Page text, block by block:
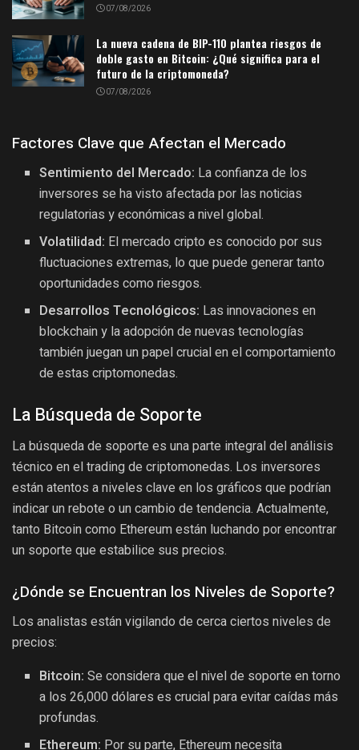
07/08/2026
La nueva cadena de BIP-110 plantea riesgos de
doble gasto en Bitcoin: ¿Qué significa para el
futuro de la criptomoneda?
07/08/2026
Factores Clave que Afectan el Mercado
Sentimiento del Mercado: La confianza de los
inversores se ha visto afectada por las noticias
regulatorias y económicas a nivel global.
Volatilidad: El mercado cripto es conocido por sus
fluctuaciones extremas, lo que puede generar tanto
oportunidades como riesgos.
Desarrollos Tecnológicos: Las innovaciones en
blockchain y la adopción de nuevas tecnologías
también juegan un papel crucial en el comportamiento
de estas criptomonedas.
La Búsqueda de Soporte
La búsqueda de soporte es una parte integral del análisis
técnico en el trading de criptomonedas. Los inversores
están atentos a niveles clave en los gráficos que podrían
indicar un rebote o un cambio de tendencia. Actualmente,
tanto Bitcoin como Ethereum están luchando por encontrar
un soporte que estabilice sus precios.
¿Dónde se Encuentran los Niveles de Soporte?
Los analistas están vigilando de cerca ciertos niveles de
precios:
Bitcoin: Se considera que el nivel de soporte en torno
a los 26,000 dólares es crucial para evitar caídas más
profundas.
Ethereum: Por su parte, Ethereum necesita